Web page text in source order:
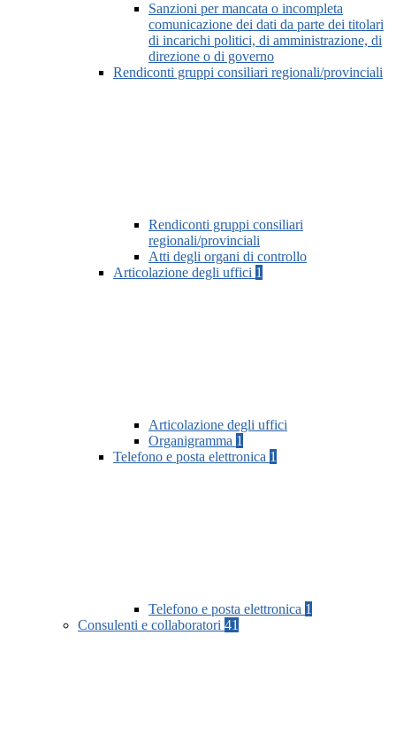
Sanzioni per mancata o incompleta
comunicazione dei dati da parte dei titolari
di incarichi politici, di amministrazione, di
direzione o di governo
Rendiconti gruppi consiliari regionali/provinciali
Rendiconti gruppi consiliari
regionali/provinciali
Atti degli organi di controllo
Articolazione degli uffici 1
Articolazione degli uffici
Organigramma 1
Telefono e posta elettronica 1
Telefono e posta elettronica 1
Consulenti e collaboratori 41